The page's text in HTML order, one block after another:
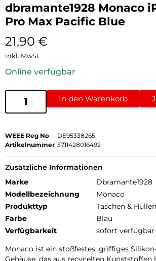
dbramante1928 Monaco
Pro Max Pacific Blue
21,90 €
inkl. MwSt.
Online verfügbar
In den Warenkorb
WEEE Reg No
DE95338265
Artikelnummer 5711428016492
Zusätzliche Informationen
Marke
Dbramante1928
Modellbezeichnung
Monaco
Produkttyp
Taschen & Hüllen
Farbe
Blau
Verfügbarkeit
sofort verfügbar
Monaco ist ein stoßfestes, griffiges
Gehäuse, das aus recycelten